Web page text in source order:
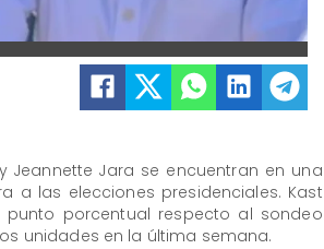
Jeannette Jara se encuentran en una
a las elecciones presidenciales. Kast
porcentual respecto al sondeo
unidades en la última semana.